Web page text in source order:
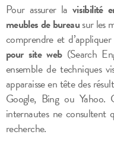
Pour assurer lavisibilité
meubles de bureausur les
comprendre et
pour site web(Search
ensemble de techniques
apparaisse en tête des
Google, Bing ou
internautes ne consultent
recherche.